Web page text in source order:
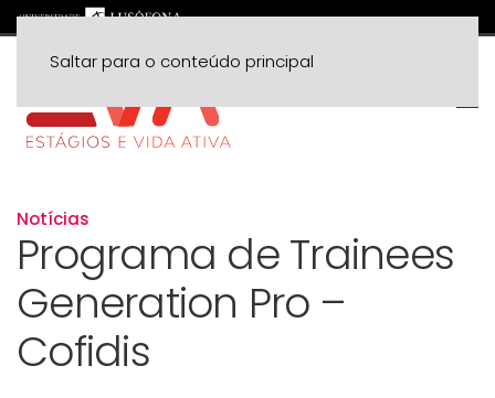
Saltar para o conteúdo principal
Notícias
Programa de Trainees
Generation Pro –
Cofidis